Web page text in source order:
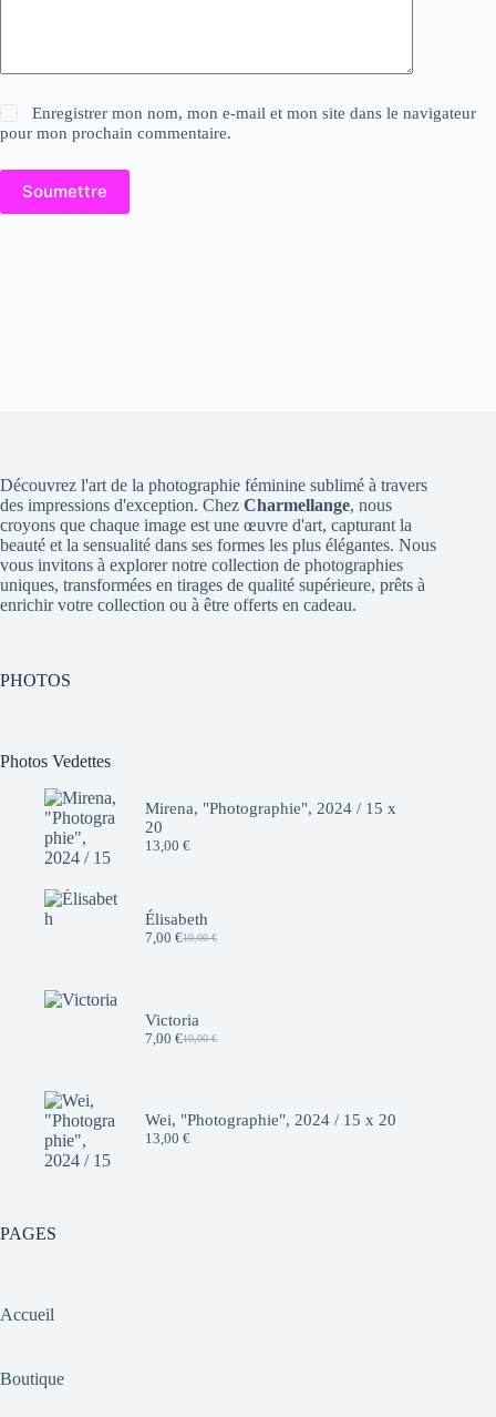
Enregistrer mon nom, mon e-mail et mon site dans le navigateur
pour mon prochain commentaire.
Soumettre
Découvrez l'art de la photographie féminine sublimé à travers
des impressions d'exception. Chez Charmellange, nous
croyons que chaque image est une œuvre d'art, capturant la
beauté et la sensualité dans ses formes les plus élégantes. Nous
vous invitons à explorer notre collection de photographies
uniques, transformées en tirages de qualité supérieure, prêts à
enrichir votre collection ou à être offerts en cadeau.
PHOTOS
Photos Vedettes
Mirena, "Photographie", 2024 / 15 x
20
13,00 €
Élisabeth
10,00€
Le
10,00 €.
7,00 €Le
7,00 €.
Victoria
10,00€
Le
10,00 €.
7,00 €Le
7,00 €.
Wei, "Photographie", 2024 / 15 x 20
13,00 €
PAGES
Accueil
Boutique